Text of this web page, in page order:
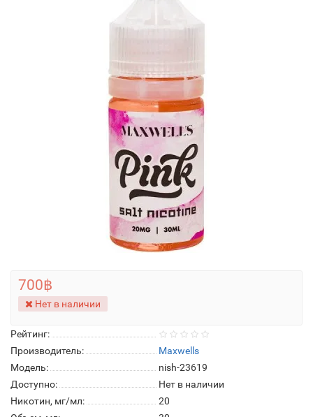
Рейтинг:
Производитель:
Maxwells
Модель:
nish-23619
Доступно:
Нет в наличии
Никотин, мг/мл:
20
700฿
Нет в наличии